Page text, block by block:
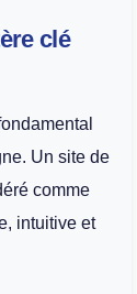
clé
Un site de
comme
intuitive et